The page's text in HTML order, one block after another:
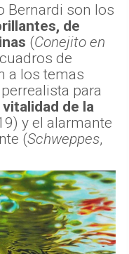
Bernardi son los
de
(Conejito en
de
a los temas
para
de la
y el alarmante
(Schweppes,